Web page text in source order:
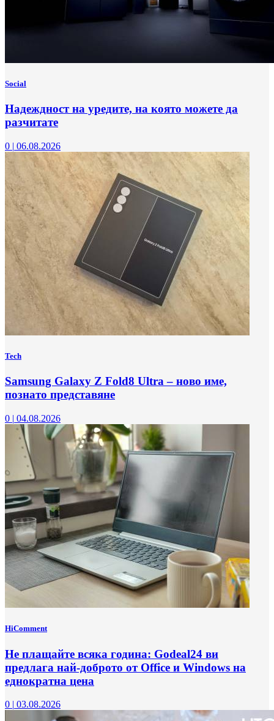
Social
Надеждност на уредите, на която можете да
разчитате
0 | 06.08.2026
Tech
Samsung Galaxy Z Fold8 Ultra – ново име,
познато представяне
0 | 04.08.2026
HiComment
Не плащайте всяка година: Godeal24 ви
предлага най-доброто от Office и Windows на
еднократна цена
0 | 03.08.2026